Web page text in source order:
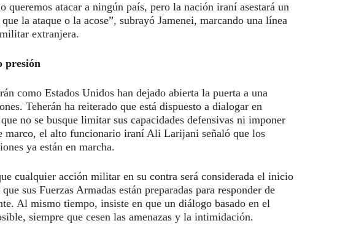
queremos atacar a ningún país, pero la nación iraní asestará un
la ataque o la acose”, subrayó Jamenei, marcando una línea
extranjera.
presión
como Estados Unidos han dejado abierta la puerta a una
Teherán ha reiterado que está dispuesto a dialogar en
no se busque limitar sus capacidades defensivas ni imponer
marco, el alto funcionario iraní Ali Larijani señaló que los
ya están en marcha.
cualquier acción militar en su contra será considerada el inicio
sus Fuerzas Armadas están preparadas para responder de
Al mismo tiempo, insiste en que un diálogo basado en el
siempre que cesen las amenazas y la intimidación.